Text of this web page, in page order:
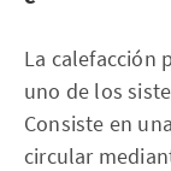
La calefacción
uno de los
Consiste en
circular